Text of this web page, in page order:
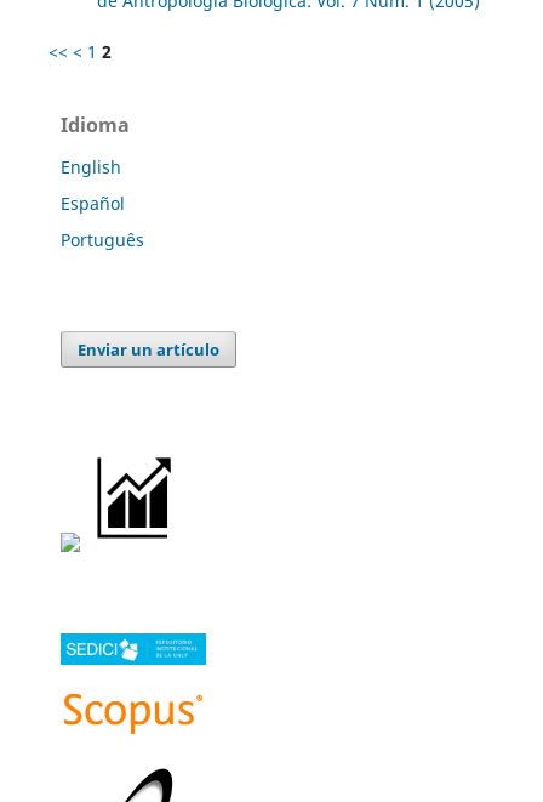
<< < 1 2
Idioma
English
Español
Português
Enviar un artículo